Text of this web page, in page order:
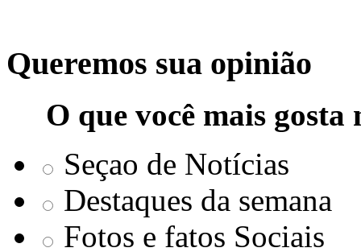
Queremos sua opinião
O que você mais
Seçao de Notícias
Destaques da semana
Fotos e fatos Sociais